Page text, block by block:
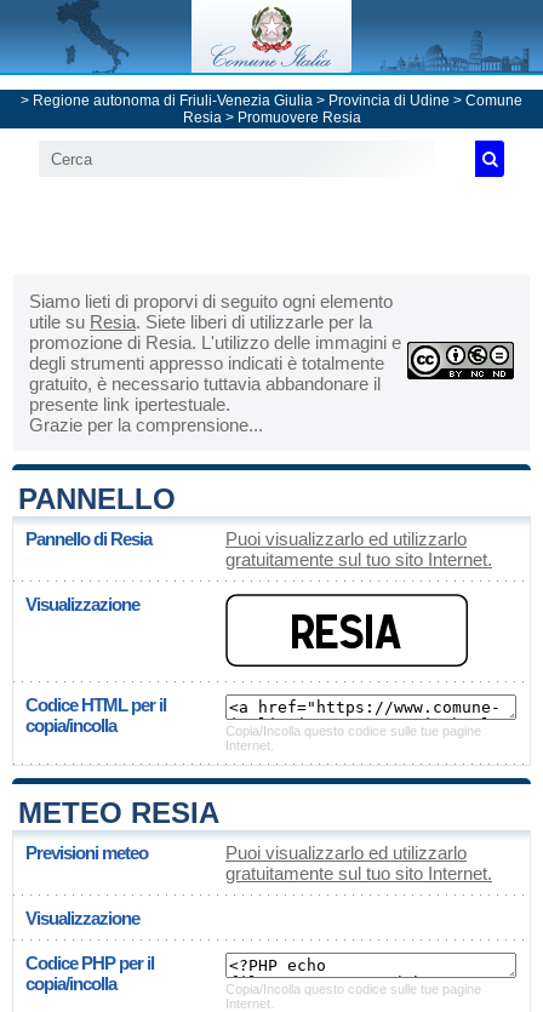
> Regione autonoma di Friuli-Venezia Giulia > Provincia di Udine > Comune
Resia> Promuovere Resia
Siamo lieti di proporvi di seguito ogni elemento
utile su Resia. Siete liberi di utilizzarle per la
promozione di Resia. L'utilizzo delle immagini e
degli strumenti appresso indicati è totalmente
gratuito, è necessario tuttavia abbandonare il
presente link ipertestuale.
Grazie per la comprensione...
PANNELLO
Pannello di Resia
Puoi visualizzarlo ed utilizzarlo
gratuitamente sul tuo sito Internet.
Visualizzazione
Codice HTML per il
copia/incolla
Copia/Incolla questo codice sulle tue pagine
Internet.
METEO RESIA
Previsioni meteo
Puoi visualizzarlo ed utilizzarlo
gratuitamente sul tuo sito Internet.
Visualizzazione
Codice PHP per il
copia/incolla
Copia/Incolla questo codice sulle tue pagine
Internet.